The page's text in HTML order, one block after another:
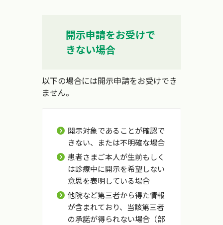
開示申請をお受けで
きない場合
以下の場合には開示申請をお受けでき
ません。
開示対象であることが確認で
きない、または不明確な場合
患者さまご本人が生前もしく
は診療中に開示を希望しない
意思を表明している場合
他院など第三者から得た情報
が含まれており、当該第三者
の承諾が得られない場合（部